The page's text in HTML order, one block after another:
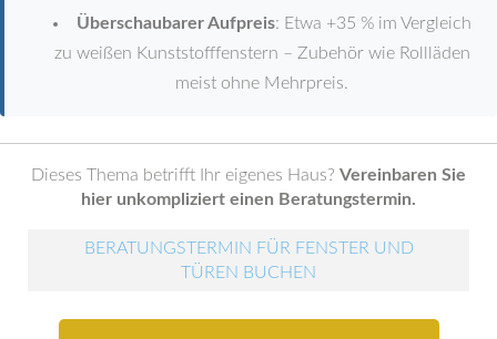
Überschaubarer Aufpreis: Etwa +35 % im Vergleich
zu weißen Kunststofffenstern – Zubehör wie Rollläden
meist ohne Mehrpreis.
Dieses Thema betrifft Ihr eigenes Haus? Vereinbaren Sie
hier unkompliziert einen Beratungstermin.
BERATUNGSTERMIN FÜR FENSTER UND
TÜREN BUCHEN